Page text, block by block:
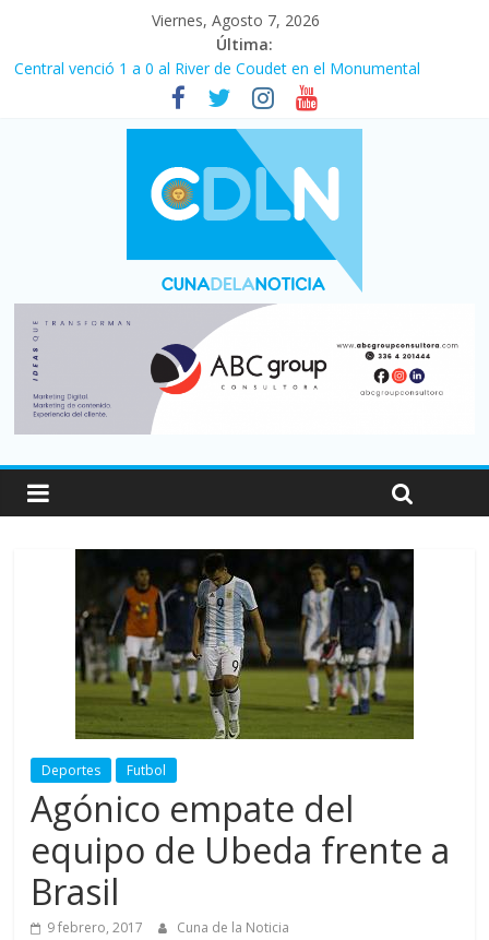
Viernes, Agosto 7, 2026
Última:
Fuerte caída de la venta de autos usados en julio: bajó un 12,6%
Central venció 1 a 0 al River de Coudet en el Monumental
La morosidad alcanzó su nivel más alto en dos décadas y ya
afecta a 400 mil deudores en Santa Fe
Desde que asumió Milei cerraron 41.000 kioscos: el sector
denuncia crisis como en 2001
Vacaciones de invierno con más movimiento y consumo
turístico: 4,6 millones de personas viajaron por el país, un 5,9%
Deportes Futbol
Agónico empate del
equipo de Ubeda frente a
Brasil
9 febrero, 2017 Cuna de la Noticia